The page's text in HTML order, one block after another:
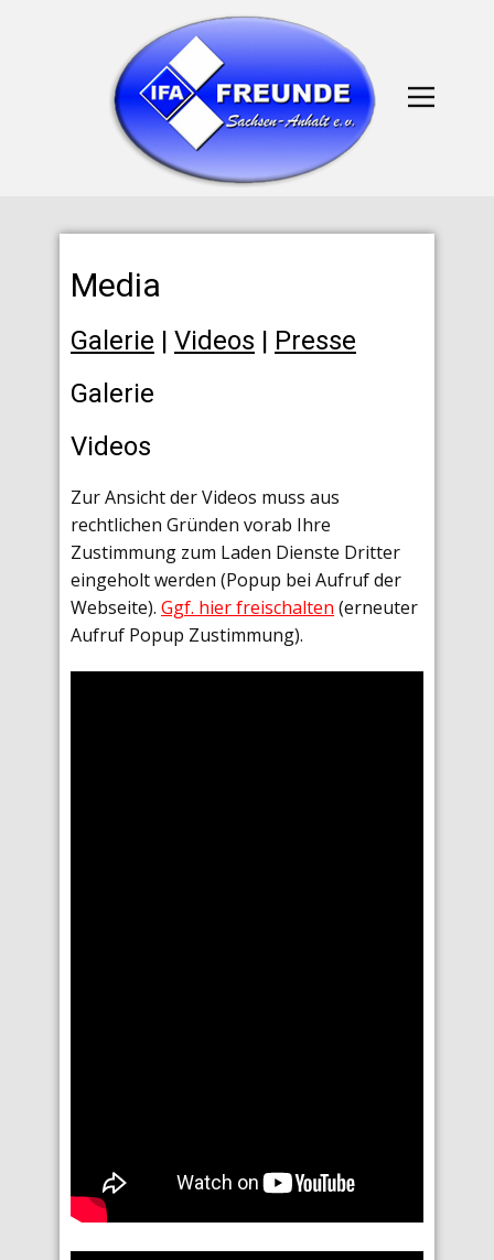
Media
Galerie | Videos | Presse
Galerie
Videos
Zur Ansicht der Videos muss aus
rechtlichen Gründen vorab Ihre
Zustimmung zum Laden Dienste Dritter
eingeholt werden (Popup bei Aufruf der
Webseite). Ggf. hier freischalten (erneuter
Aufruf Popup Zustimmung).